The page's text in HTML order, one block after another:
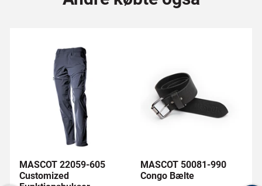
MASCOT 22059-605
Customized
MASCOT 50081-990
Congo Bælte